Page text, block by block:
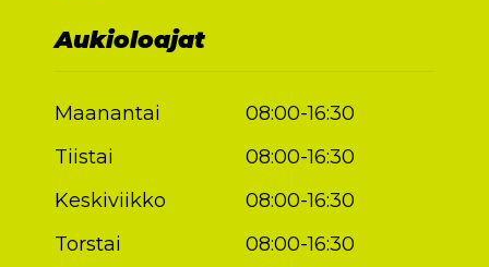
Aukioloajat
Maanantai
08:00-16:30
Tiistai
08:00-16:30
Keskiviikko
08:00-16:30
Torstai
08:00-16:30